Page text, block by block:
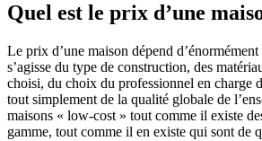
Quel est le prix d’une
Le prix d’une maison dépend
s’agisse du type de construction, des
choisi, du choix du professionnel en charge
tout simplement de la qualité globale de
maisons « low-cost » tout comme il existe
gamme, tout comme il en existe qui sont de